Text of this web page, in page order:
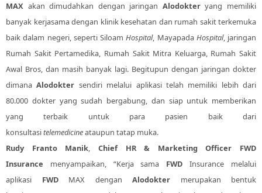
MAX akan dimudahkan dengan jaringan Alodokteryang memiliki
banyak kerjasama dengan klinik kesehatan dan rumah sakit terkemuka
baik dalam negeri, seperti SiloamHospital, Mayapada Hospital, jaringan
Rumah Sakit Pertamedika, Rumah Sakit Mitra Keluarga, Rumah Sakit
Awal Bros, dan masih banyak lagi. Begitupun dengan jaringan dokter
dimanaAlodokter sendiri melalui aplikasi telah memiliki lebih dari
80.000 dokter yang sudah bergabung, dan siap untuk memberikan
yang terbaik untuk para pasien baik dari
konsultasitelemedicineataupun tatap muka.
Rudy Franto Manik, Chief HR & Marketing Officer FWD
Insurance menyampaikan, “Kerja sama FWDInsurance melalui
aplikasi FWD MAX dengan Alodokter merupakan bentuk